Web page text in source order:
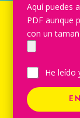
Aquí puedes
PDF aunque
con un
He